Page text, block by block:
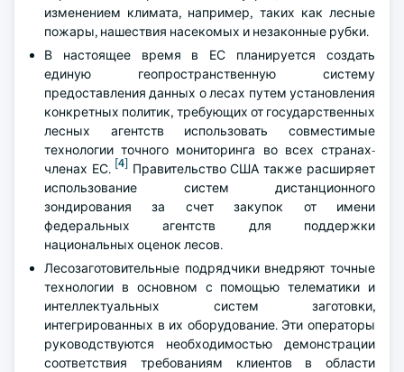
изменением климата, например, таких как лесные
пожары, нашествия насекомых и незаконные рубки.
В настоящее время в ЕС планируется создать
единую геопространственную систему
предоставления данных о лесах путем установления
конкретных политик, требующих от государственных
лесных агентств использовать совместимые
технологии точного мониторинга во всех странах-
членах ЕС. [4]Правительство США также расширяет
использование систем дистанционного
зондирования за счет закупок от имени
федеральных агентств для поддержки
национальных оценок лесов.
Лесозаготовительные подрядчики внедряют точные
технологии в основном с помощью телематики и
интеллектуальных систем заготовки,
интегрированных в их оборудование. Эти операторы
руководствуются необходимостью демонстрации
соответствия требованиям клиентов в области